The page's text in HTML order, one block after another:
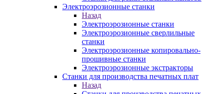
Электроэрозионные станки
Назад
Электроэрозионные станки
Электроэрозионные сверлильные
станки
Электроэрозионные копировально-
прошивные станки
Электроэрозионные экстракторы
Станки для производства печатных плат
Назад